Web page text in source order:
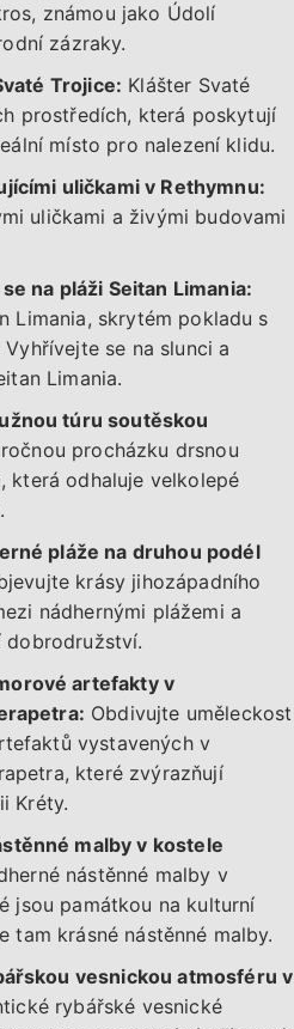
známou jako Údolí
zázraky.
Trojice: Klášter Svaté
prostředích, která poskytují
místo pro nalezení klidu.
uličkami v Rethymnu:
uličkami a živými budovami
na pláži Seitan Limania:
Limania, skrytém pokladu s
se na slunci a
Limania.
túru soutěskou
procházku drsnou
která odhaluje velkolepé
pláže na druhou podél
krásy jihozápadního
nádhernými plážemi a
dobrodružství.
artefakty v
Obdivujte uměleckost
vystavených v
které zvýrazňují
Kréty.
malby v kostele
nástěnné malby v
jsou památkou na kulturní
krásné nástěnné malby.
vesnickou atmosféru v
rybářské vesnické